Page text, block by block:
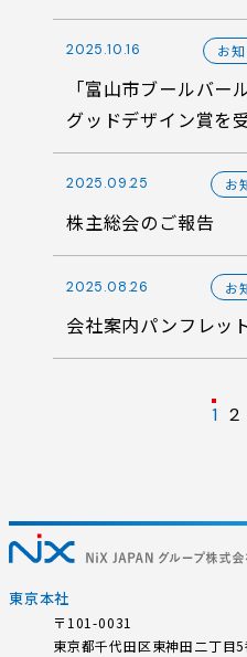
2025.10.16 お
「富山市ブールバ
グッドデザイン賞を
2025.09.25 お
株主総会のご報告
2025.08.26 お
会社案内パンフレッ
の
ペ
ー
1 2
東京本社
〒101-0031
東京都千代田区東神田二丁目